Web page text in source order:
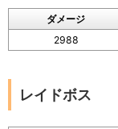
ダメージ
2988
レイドボス